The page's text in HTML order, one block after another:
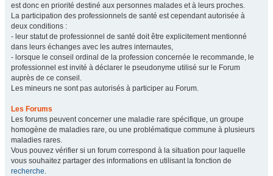
est donc en priorité destiné aux personnes malades et à leurs proches.
La participation des professionnels de santé est cependant autorisée à
deux conditions :
- leur statut de professionnel de santé doit être explicitement mentionné
dans leurs échanges avec les autres internautes,
- lorsque le conseil ordinal de la profession concernée le recommande, le
professionnel est invité à déclarer le pseudonyme utilisé sur le Forum
auprès de ce conseil.
Les mineurs ne sont pas autorisés à participer au Forum.
Les Forums
Les forums peuvent concerner une maladie rare spécifique, un groupe
homogène de maladies rare, ou une problématique commune à plusieurs
maladies rares.
Vous pouvez vérifier si un forum correspond à la situation pour laquelle
vous souhaitez partager des informations en utilisant la fonction de
recherche.